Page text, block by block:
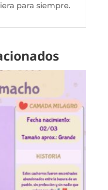
para siempre.